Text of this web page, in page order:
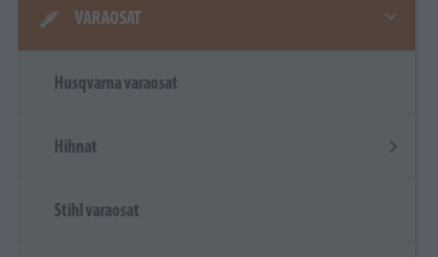
VARAOSAT
Husqvarna varaosat
Hihnat
Stihl varaosat